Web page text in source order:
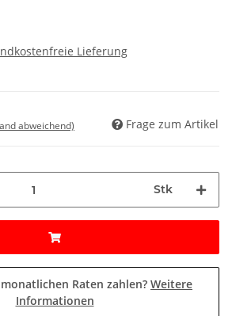
Lieferung
abweichend) Frage zum Artikel
Stk
Raten zahlen? Weitere
Informationen